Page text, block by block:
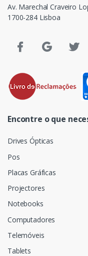
Av. Marechal Craveiro
1700-284 Lisboa
Encontre o que
Drives Ópticas
Pos
Placas Gráficas
Projectores
Notebooks
Computadores
Telemóveis
Tablets